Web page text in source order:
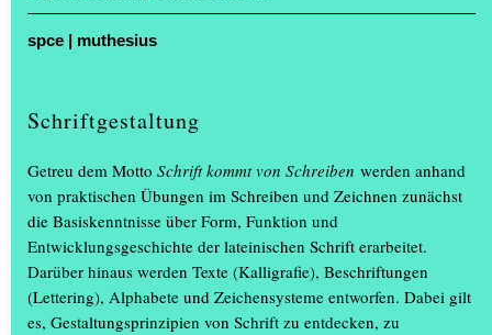
spce | muthesius
Schriftgestaltung
Getreu dem Motto Schrift kommt von Schreiben werden anhand
von praktischen Übungen im Schreiben und Zeichnen zunächst
die Basiskenntnisse über Form, Funktion und
Entwicklungsgeschichte der lateinischen Schrift erarbeitet.
Darüber hinaus werden Texte (Kalligrafie), Beschriftungen
(Lettering), Alphabete und Zeichensysteme entworfen. Dabei gilt
es, Gestaltungsprinzipien von Schrift zu entdecken, zu